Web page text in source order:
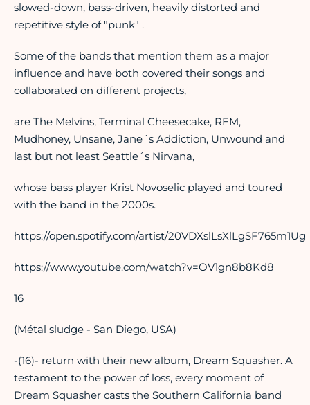
slowed-down, bass-driven, heavily distorted and
repetitive style of "punk" .
Some of the bands that mention them as a major
influence and have both covered their songs and
collaborated on different projects,
are The Melvins, Terminal Cheesecake, REM,
Mudhoney, Unsane, Jane´s Addiction, Unwound and
last but not least Seattle´s Nirvana,
whose bass player Krist Novoselic played and toured
with the band in the 2000s.
https://open.spotify.com/artist/20VDXslLsXlLgSF765m1Ug
https://www.youtube.com/watch?v=OV1gn8b8Kd8
16
(Métal sludge - San Diego, USA)
-(16)- return with their new album, Dream Squasher. A
testament to the power of loss, every moment of
Dream Squasher casts the Southern California band